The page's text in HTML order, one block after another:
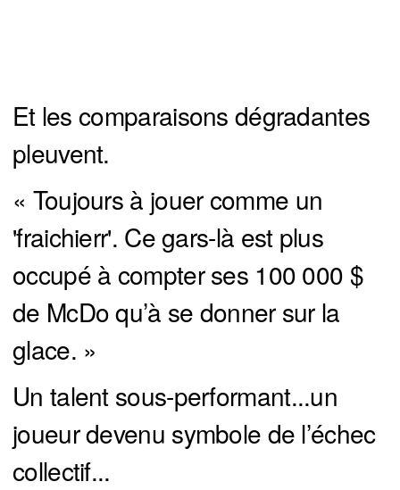
Et les comparaisons dégradantes
pleuvent.
« Toujours à jouer comme un
'fraichierr'. Ce gars-là est plus
occupé à compter ses 100 000 $
de McDo qu’à se donner sur la
glace. »
Un talent sous-performant...un
joueur devenu symbole de l’échec
collectif...